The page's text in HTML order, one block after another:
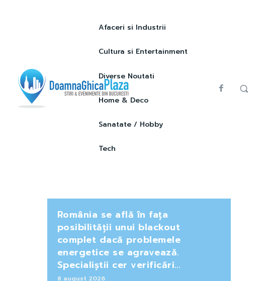
Afaceri si Industrii
Cultura si Entertainment
Diverse Noutati
Home & Deco
Sanatate / Hobby
Tech
România se află în fața
posibilității unui blackout
complet dacă problemele
energetice se agravează.
Specialiștii cer verificări…
8 august 2026